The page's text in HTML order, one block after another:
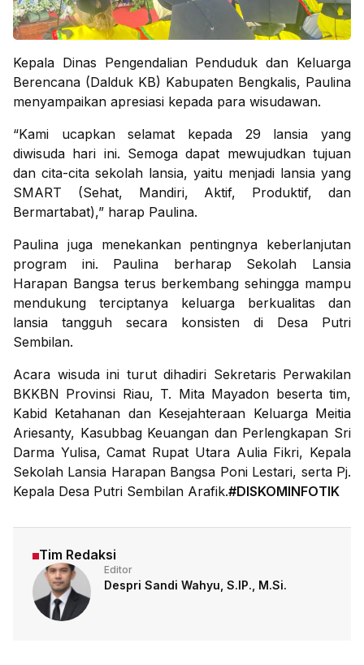
Kepala Dinas Pengendalian Penduduk dan Keluarga
Berencana (Dalduk KB) Kabupaten Bengkalis, Paulina
menyampaikan apresiasi kepada para wisudawan.
“Kami ucapkan selamat kepada 29 lansia yang
diwisuda hari ini. Semoga dapat mewujudkan tujuan
dan cita-cita sekolah lansia, yaitu menjadi lansia yang
SMART (Sehat, Mandiri, Aktif, Produktif, dan
Bermartabat),” harap Paulina.
Paulina juga menekankan pentingnya keberlanjutan
program ini. Paulina berharap Sekolah Lansia
Harapan Bangsa terus berkembang sehingga mampu
mendukung terciptanya keluarga berkualitas dan
lansia tangguh secara konsisten di Desa Putri
Sembilan.
Acara wisuda ini turut dihadiri Sekretaris Perwakilan
BKKBN Provinsi Riau, T. Mita Mayadon beserta tim,
Kabid Ketahanan dan Kesejahteraan Keluarga Meitia
Ariesanty, Kasubbag Keuangan dan Perlengkapan Sri
Darma Yulisa, Camat Rupat Utara Aulia Fikri, Kepala
Sekolah Lansia Harapan Bangsa Poni Lestari, serta Pj.
Kepala Desa Putri Sembilan Arafik.#DISKOMINFOTIK
Tim Redaksi
Editor
Despri Sandi Wahyu, S.IP., M.Si.